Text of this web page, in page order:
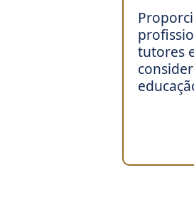
tutores